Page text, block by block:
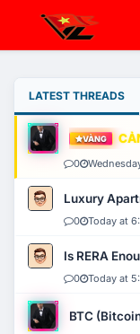
LATEST THREADS
VÀNG
0
Luxury
0 Today at
Is RERA
0 Today at
BTC